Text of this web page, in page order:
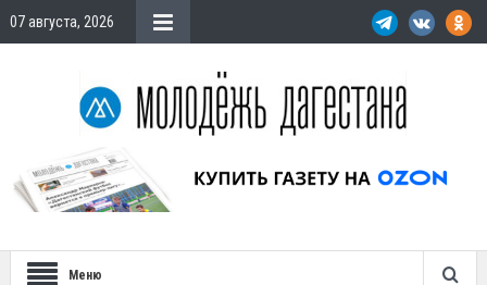
07 августа, 2026
Меню